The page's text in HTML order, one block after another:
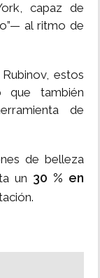
capaz de
al ritmo de
estos
que también
de
de belleza
un 30 % en